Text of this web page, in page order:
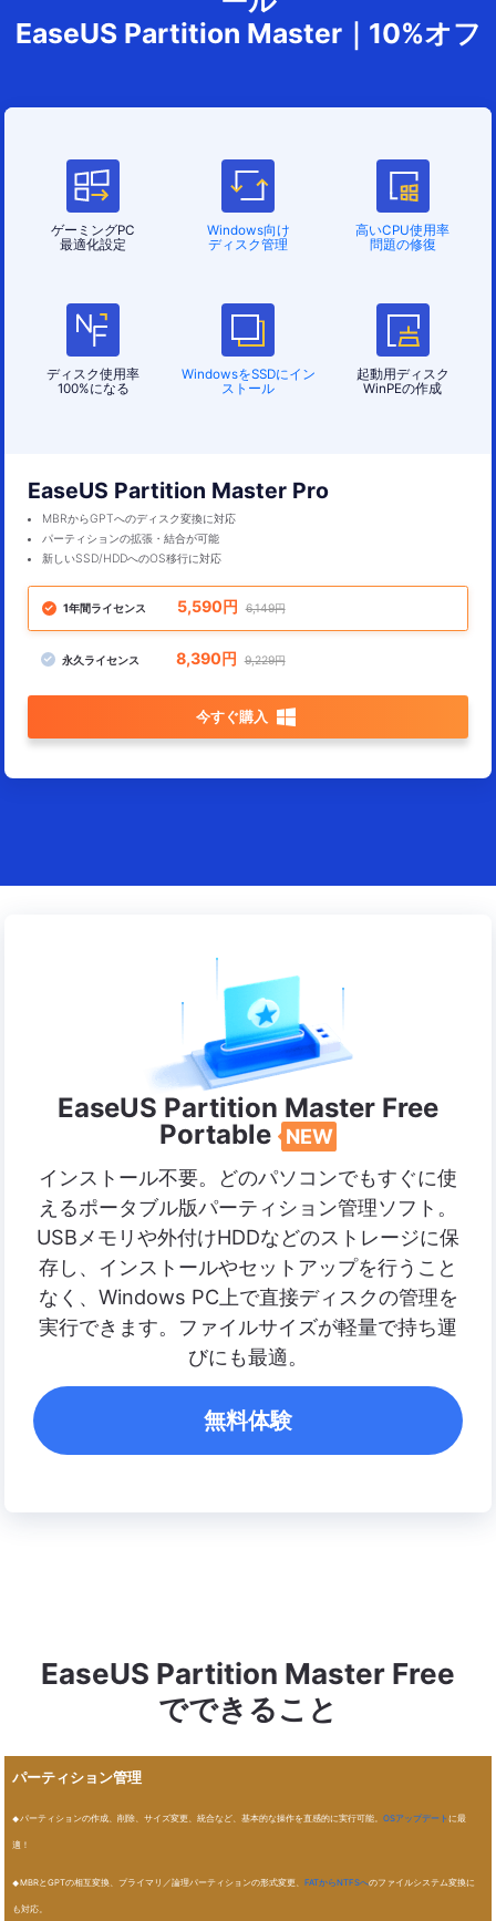
EaseUS Partition Master｜10%オフ
ゲーミングPC
最適化設定
Windows向け
ディスク管理
高いCPU使用率
問題の修復
ディスク使用率
100%になる
WindowsをSSDにイン
ストール
起動用ディスク
WinPEの作成
EaseUS Partition Master Pro
MBRからGPTへのディスク変換に対応
パーティションの拡張・結合が可能
新しいSSD/HDDへのOS移行に対応
1年間ライセンス 5,590円 6,149円
永久ライセンス 8,390円 9,229円
今すぐ購入 
EaseUS Partition Master Free
Portable
NEW
インストール不要。どのパソコンでもすぐに使
えるポータブル版パーティション管理ソフト。
USBメモリや外付けHDDなどのストレージに保
存し、インストールやセットアップを行うこと
なく、Windows PC上で直接ディスクの管理を
実行できます。ファイルサイズが軽量で持ち運
びにも最適。
無料体験
EaseUS Partition Master Free
でできること
パーティション管理
パーティションの作成、削除、サイズ変更、統合など、基本的な操作を直感的に実行可能。OSアップデートに最
適！
MBRとGPTの相互変換、プライマリ／論理パーティションの形式変更、FATからNTFSへのファイルシステム変換に
も対応。